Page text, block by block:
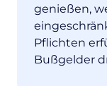
genießen,
Pflichten
Bußgelder